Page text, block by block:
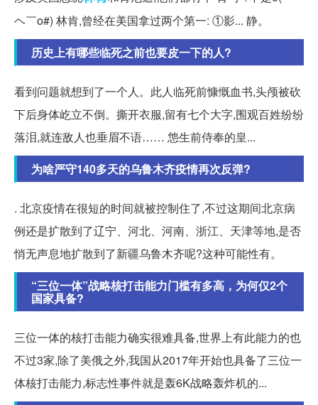
ヘ￣o#) 林肯,曾经在美国拿过两个第一: ①影... 静。
历史上有哪些临死之前也要皮一下的人?
看到问题就想到了一个人。此人临死前慷慨血书,头颅被砍
下后身体屹立不倒。撕开衣服,留有七个大字,围观百姓纷纷
落泪,就连敌人也垂眉不语…… 怹生前侍奉的皇...
为啥严守140多天的乌鲁木齐疫情再次反弹?
. 北京疫情在很短的时间就被控制住了,不过这期间北京病
例还是扩散到了辽宁、河北、河南、浙江、天津等地,是否
悄无声息地扩散到了新疆乌鲁木齐呢?这种可能性有。
“三位一体”战略核打击能力门槛有多高，为何仅2个
国家具备?
三位一体的核打击能力确实很难具备,世界上有此能力的也
不过3家,除了美俄之外,我国从2017年开始也具备了三位一
体核打击能力,标志性事件就是轰6K战略轰炸机的...